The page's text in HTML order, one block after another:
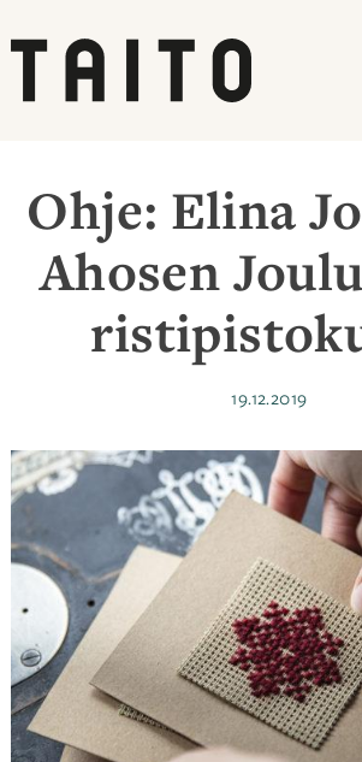
Ohje: Elina
Ahosen
Julkaistu
19.12.2019